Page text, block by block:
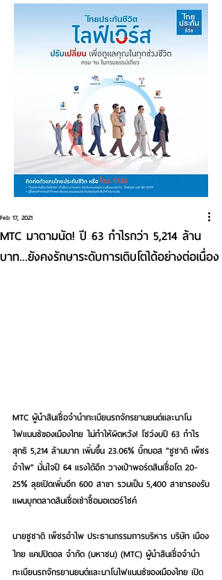
MTC มาตามนัด! ปี 63 กำไรกว่า 5,214 ล้าน
บาท...ยังคงรักษาระดับการเติบโตได้อย่างต่อเนื่อง
Feb 17, 2021
MTC ผู้นำสินเชื่อจำนำทะเบียนรถจักรยานยนต์และนาโน
ไฟแนนซ์ของเมืองไทย ไม่ทำให้ผิดหวัง! โชว์งบปี 63 กำไร
สุทธิ 5,214 ล้านบาท เพิ่มขึ้น 23.06% บิ๊กบอส "ชูชาติ เพ็ชร
อำไพ" มั่นใจปี 64 แรงได้อีก วางเป้าพอร์ตสินเชื่อโต 20-
25% ลุยเปิดเพิ่มอีก 600 สาขา รวมเป็น 5,400 สาขารองรับ
แผนบุกตลาดสินเชื่อเช่าซื้อมอเตอร์ไซค์
นายชูชาติ เพ็ชรอำไพ ประธานกรรมการบริหาร บริษัท เมือง
ไทย แคปปิตอล จำกัด (มหาชน) (MTC) ผู้นำสินเชื่อจำนำ
ทะเบียนรถจักรยานยนต์และนาโนไฟแนนซ์ของเมืองไทย เปิด